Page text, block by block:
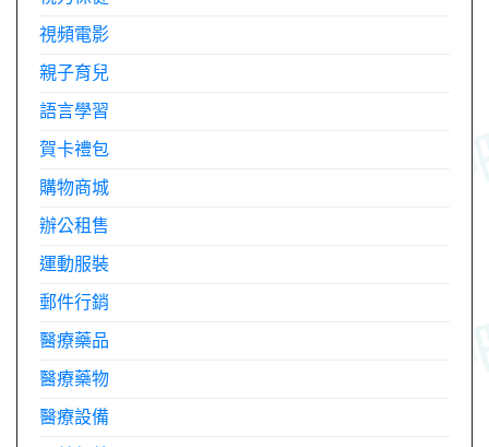
視頻電影
親子育兒
語言學習
賀卡禮包
購物商城
辦公租售
運動服裝
郵件行銷
醫療藥品
醫療藥物
醫療設備